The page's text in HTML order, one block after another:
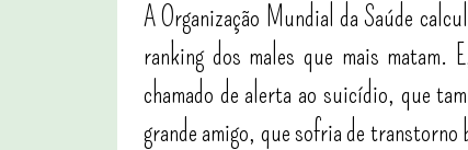
A Organização Mundial da Saúde
ranking dos males que mais matam.
chamado de alerta ao suicídio, que
grande amigo, que sofria de